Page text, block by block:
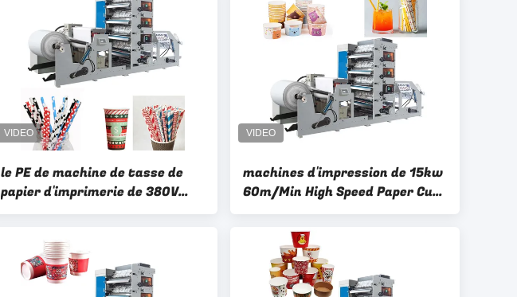
le PE de machine de tasse de
papier d'imprimerie de 380V
Fect a enduit l'imprimante
machines d'impression de 15kw
60m/Min High Speed Paper Cup
pour la cuvette de papier